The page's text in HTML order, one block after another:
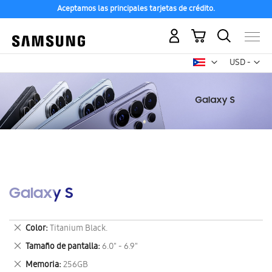
Aceptamos las principales tarjetas de crédito.
USD -
dólar
Mi carrito
Galaxy S
Color Titanium Black.
Eliminar
este
artículo
Tamaño de pantalla 6.0" - 6.9"
Eliminar
este
Memoria 256GB
Eliminar